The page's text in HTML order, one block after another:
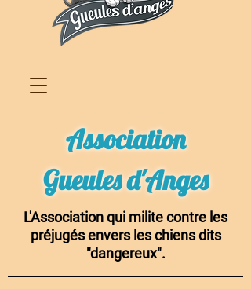
Association
Gueules d'Anges
L'Association qui milite contre les
préjugés envers les chiens dits
"dangereux".